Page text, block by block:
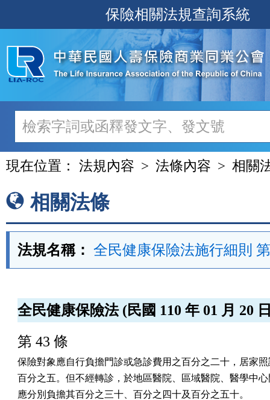
至
主
內
容
保險相關法規查詢系統
現在位置： 法規內容 法條內容 相關
相關法條
法規名稱： 全民健康保險法施行細則
全民健康保險法 (民國 110 年 01 月 20
第 43 條
保險對象應自行負擔門診或急診費用之百分之二十，居家
百分之五。但不經轉診，於地區醫院、區域醫院、醫學中
應分別負擔其百分之三十、百分之四十及百分之五十。